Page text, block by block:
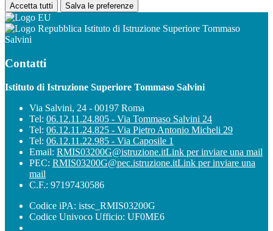
Accetta tutti Salva le preferenze
Istituto di Istruzione Superiore Tommaso
Salvini
Contatti
Istituto di Istruzione Superiore Tommaso Salvini
Via Salvini, 24 - 00197 Roma
Tel: 06.12.11.24.805 - Via Tommaso Salvini 24
Tel: 06.12.11.24.825 - Via Pietro Antonio Micheli 29
Tel: 06.12.11.22.985 - Via Caposile 1
Email: RMIS03200G@istruzione.itLink per inviare una mail
PEC: RMIS03200G@pec.istruzione.itLink per inviare una
mail
C.F.: 97197430586
Codice iPA: istsc_RMIS03200G
Codice Univoco Ufficio: UF0ME6